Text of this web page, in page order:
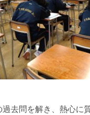
去問を解き、熱心に